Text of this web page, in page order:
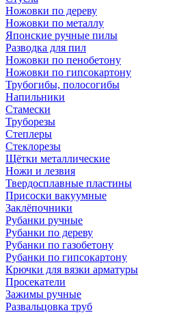
Ножовки по дереву
Ножовки по металлу
Японские ручные пилы
Разводка для пил
Ножовки по пенобетону
Ножовки по гипсокартону
Трубогибы, полосогибы
Напильники
Стамески
Труборезы
Степлеры
Стеклорезы
Щётки металлические
Ножи и лезвия
Твердосплавные пластины
Присоски вакуумные
Заклёпочники
Рубанки ручные
Рубанки по дереву
Рубанки по газобетону
Рубанки по гипсокартону
Крючки для вязки арматуры
Просекатели
Зажимы ручные
Развальцовка труб